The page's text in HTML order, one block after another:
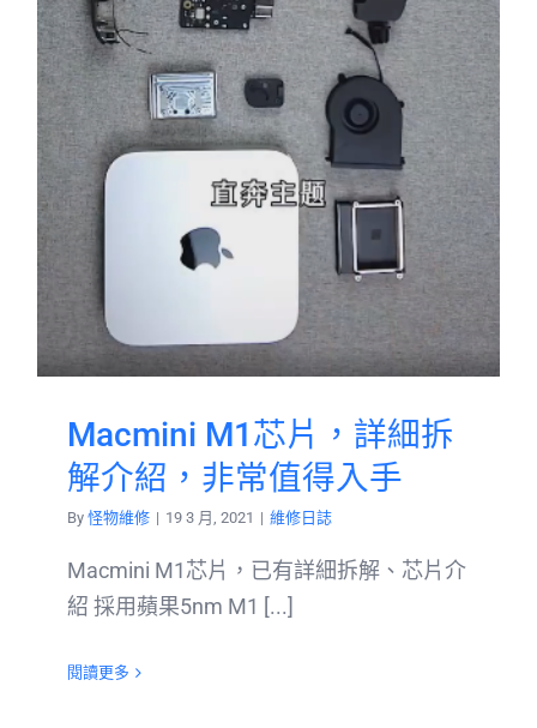
Macmini M1芯片，詳細拆
解介紹，非常值得入手
By 怪物維修 | 19 3 月, 2021 | 維修日誌
Macmini M1芯片，已有詳細拆解、芯片介
紹 採用蘋果5nm M1 [...]
閱讀更多